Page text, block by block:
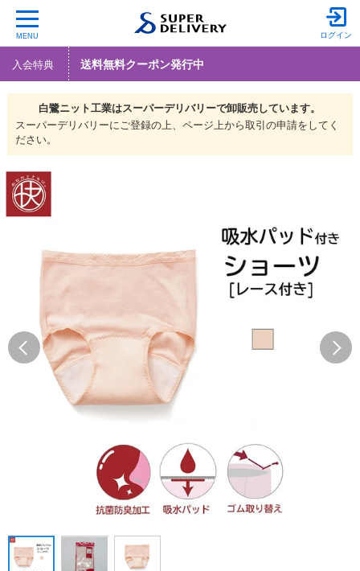
MENU ログイン
入会特典 送料無料クーポン発行中
白鷺ニット工業はスーパーデリバリーで卸販売しています。
スーパーデリバリーにご登録の上、ページ上から取引の申請をしてく
ださい。